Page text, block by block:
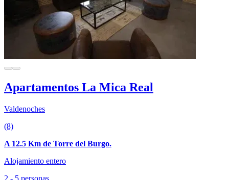
Apartamentos La Mica Real
Valdenoches
(8)
A 12.5 Km de Torre del Burgo.
Alojamiento entero